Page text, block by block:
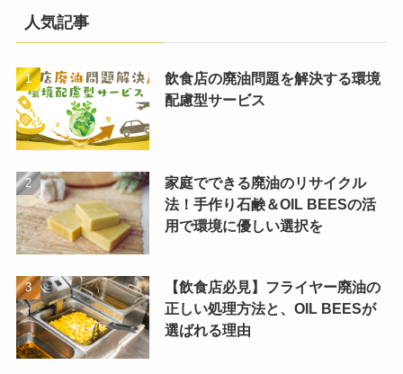
人気記事
飲食店の廃油問題を解決する環境
配慮型サービス
家庭でできる廃油のリサイクル
法！手作り石鹸＆OIL BEESの活
用で環境に優しい選択を
【飲食店必見】フライヤー廃油の
正しい処理方法と、OIL BEESが
選ばれる理由